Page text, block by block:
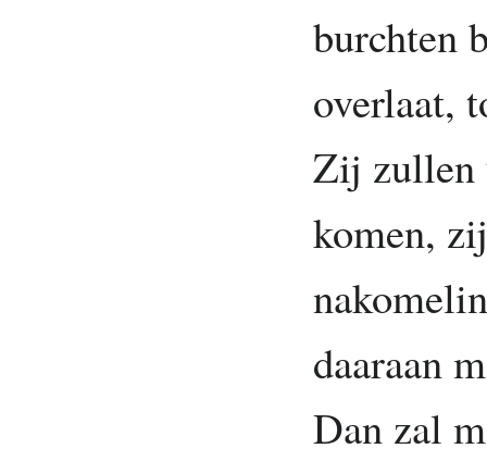
burchten
overlaat,
Zij zullen
komen,
daaraan
Dan zal